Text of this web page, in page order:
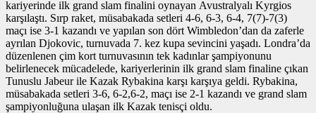
kariyerinde ilk grand slam finalini oynayan Avustralyalı Kyrgios
karşılaştı. Sırp raket, müsabakada setleri 4-6, 6-3, 6-4, 7(7)-7(3)
maçı ise 3-1 kazandı ve yapılan son dört Wimbledon’dan da zaferle
ayrılan Djokovic, turnuvada 7. kez kupa sevincini yaşadı. Londra’da
düzenlenen çim kort turnuvasının tek kadınlar şampiyonunu
belirlenecek mücadelede, kariyerlerinin ilk grand slam finaline çıkan
Tunuslu Jabeur ile Kazak Rybakina karşı karşıya geldi. Rybakina,
müsabakada setleri 3-6, 6-2,6-2, maçı ise 2-1 kazandı ve grand slam
şampiyonluğuna ulaşan ilk Kazak tenisçi oldu.